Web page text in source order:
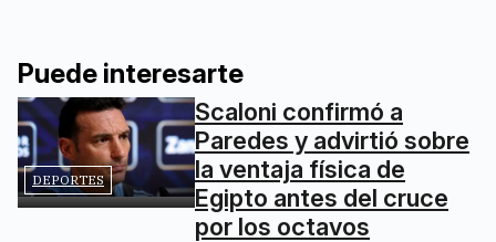
Puede interesarte
DEPORTES
Scaloni confirmó a
Paredes y advirtió sobre
la ventaja física de
Egipto antes del cruce
por los octavos